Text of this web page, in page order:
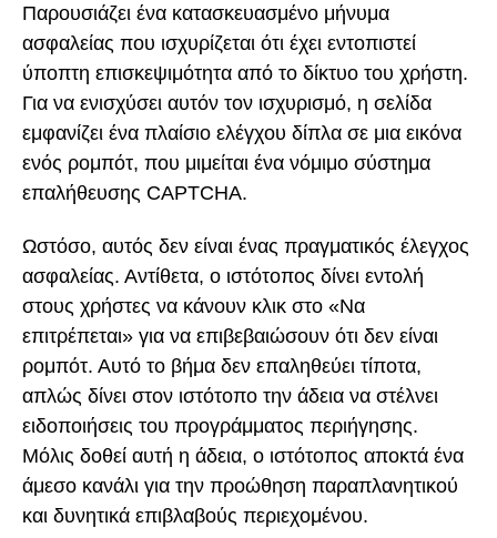
Παρουσιάζει ένα κατασκευασμένο μήνυμα
ασφαλείας που ισχυρίζεται ότι έχει εντοπιστεί
ύποπτη επισκεψιμότητα από το δίκτυο του χρήστη.
Για να ενισχύσει αυτόν τον ισχυρισμό, η σελίδα
εμφανίζει ένα πλαίσιο ελέγχου δίπλα σε μια εικόνα
ενός ρομπότ, που μιμείται ένα νόμιμο σύστημα
επαλήθευσης CAPTCHA.
Ωστόσο, αυτός δεν είναι ένας πραγματικός έλεγχος
ασφαλείας. Αντίθετα, ο ιστότοπος δίνει εντολή
στους χρήστες να κάνουν κλικ στο «Να
επιτρέπεται» για να επιβεβαιώσουν ότι δεν είναι
ρομπότ. Αυτό το βήμα δεν επαληθεύει τίποτα,
απλώς δίνει στον ιστότοπο την άδεια να στέλνει
ειδοποιήσεις του προγράμματος περιήγησης.
Μόλις δοθεί αυτή η άδεια, ο ιστότοπος αποκτά ένα
άμεσο κανάλι για την προώθηση παραπλανητικού
και δυνητικά επιβλαβούς περιεχομένου.